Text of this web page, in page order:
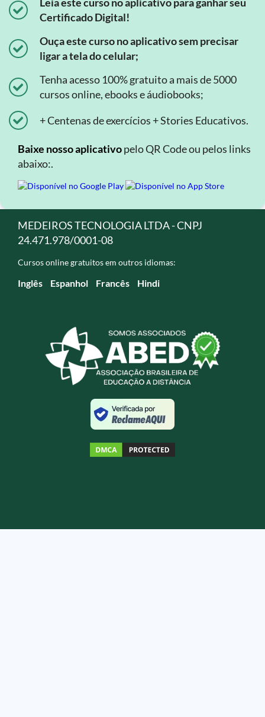
Certificado Digital!
Ouça este curso no aplicativo sem precisar
ligar a tela do celular;
Tenha acesso 100% gratuito a mais de 5000
cursos online, ebooks e áudiobooks;
+ Centenas de exercícios + Stories Educativos.
Baixe nosso aplicativopelo QR Code ou pelos links
abaixo:.
MEDEIROS TECNOLOGIA LTDA - CNPJ
24.471.978/0001-08
Cursos online gratuitos em outros idiomas:
Inglês Espanhol Francês Hindi